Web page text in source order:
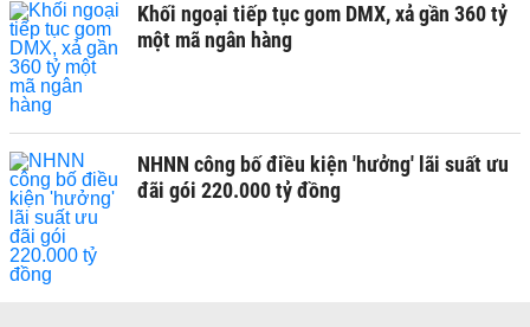
Khối ngoại tiếp tục gom DMX, xả gần 360 tỷ
một mã ngân hàng
NHNN công bố điều kiện 'hưởng' lãi suất ưu
đãi gói 220.000 tỷ đồng